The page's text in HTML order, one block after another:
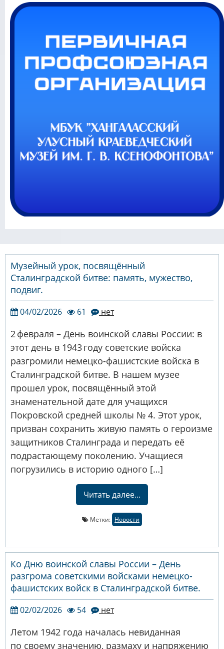
Музейный урок, посвящённый
Сталинградской битве: память, мужество,
подвиг.
04/02/2026 61 нет
2 февраля – День воинской славы России: в
этот день в 1943 году советские войска
разгромили немецко-фашистские войска в
Сталинградской битве. В нашем музее
прошел урок, посвящённый этой
знаменательной дате для учащихся
Покровской средней школы № 4. Этот урок,
призван сохранить живую память о героизме
защитников Сталинграда и передать её
подрастающему поколению. Учащиеся
погрузились в историю одного […]
Метки: Новости
Читать далее...
Ко Дню воинской славы России – День
разгрома советскими войсками немецко-
фашистских войск в Сталинградской битве.
02/02/2026 54 нет
Летом 1942 года началась невиданная
по своему значению, размаху и напряжению